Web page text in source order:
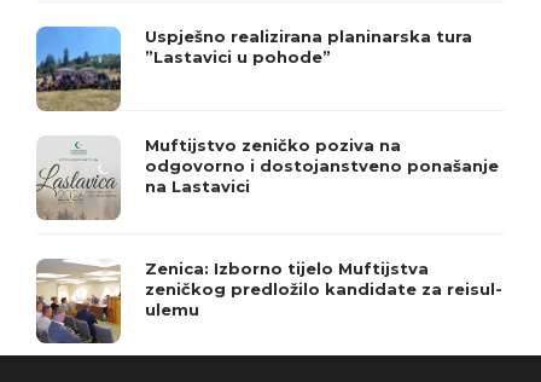
Uspješno realizirana planinarska tura
”Lastavici u pohode”
Muftijstvo zeničko poziva na
odgovorno i dostojanstveno ponašanje
na Lastavici
Zenica: Izborno tijelo Muftijstva
zeničkog predložilo kandidate za reisul-
ulemu